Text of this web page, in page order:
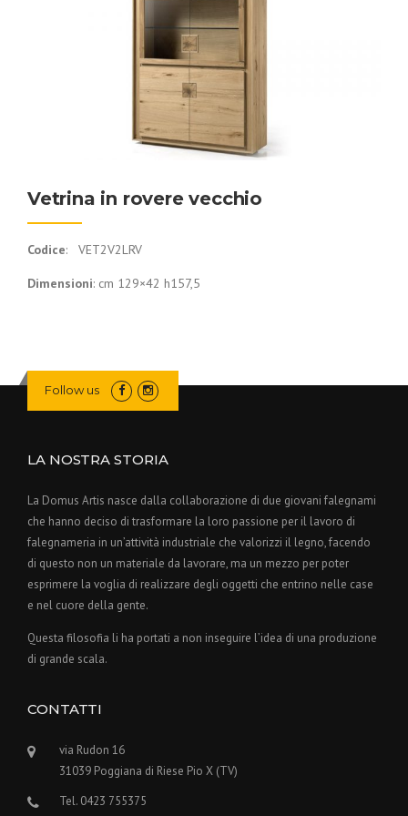
Vetrina in rovere vecchio
Codice: VET2V2LRV
Dimensioni: cm 129×42 h157,5
Follow us
LA NOSTRA STORIA
La Domus Artis nasce dalla collaborazione di due giovani falegnami
che hanno deciso di trasformare la loro passione per il lavoro di
falegnameria in un’attività industriale che valorizzi il legno, facendo
di questo non un materiale da lavorare, ma un mezzo per poter
esprimere la voglia di realizzare degli oggetti che entrino nelle case
e nel cuore della gente.
Questa filosofia li ha portati a non inseguire l’idea di una produzione
di grande scala.
CONTATTI
via Rudon 16
31039 Poggiana di Riese Pio X (TV)
Tel. 0423 755375